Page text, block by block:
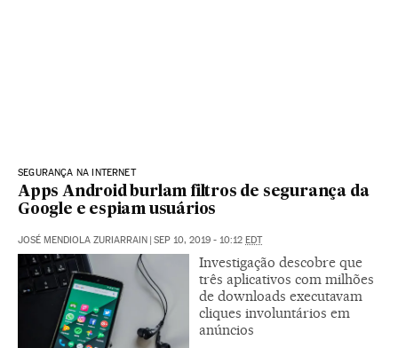
SEGURANÇA NA INTERNET
Apps Android burlam filtros de segurança da
Google e espiam usuários
JOSÉ MENDIOLA ZURIARRAIN SEP 10, 2019 - 10:12 EDT
Investigação descobre que
três aplicativos com milhões
de downloads executavam
cliques involuntários em
anúncios